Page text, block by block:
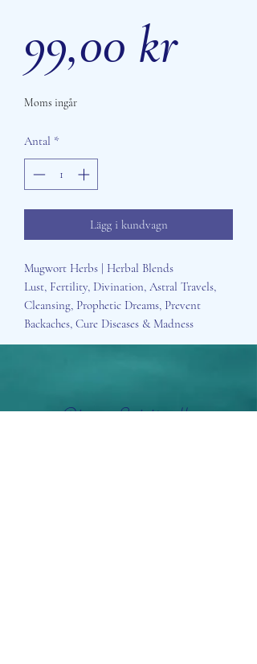
99,00 krPris
Moms ingår
Antal *
Lägg i kundvagn
Mugwort Herbs | Herbal Blends
Lust, Fertility, Divination, Astral Travels,
Cleansing, Prophetic Dreams, Prevent
Backaches, Cure Diseases & Madness
Aisosa Spirituella